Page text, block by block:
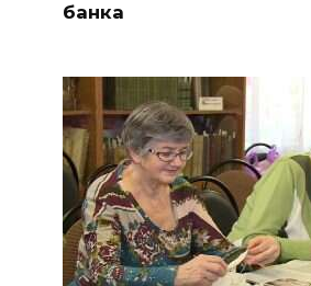
банка